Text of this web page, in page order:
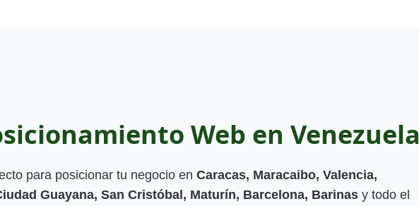
Web en Venezuela
para posicionar tu negocio en Caracas, Maracaibo, Valencia,
Guayana, San Cristóbal, Maturín, Barcelona, Barinasy todo el